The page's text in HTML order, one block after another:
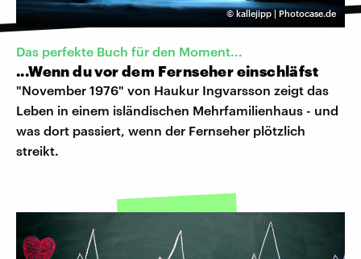
©kallejipp | Photocase.de
Das perfekte Buch für den Moment...
...Wenn du vor dem Fernseher einschläfst
"November 1976" von Haukur Ingvarsson zeigt das
Leben in einem isländischen Mehrfamilienhaus - und
was dort passiert, wenn der Fernseher plötzlich
streikt.